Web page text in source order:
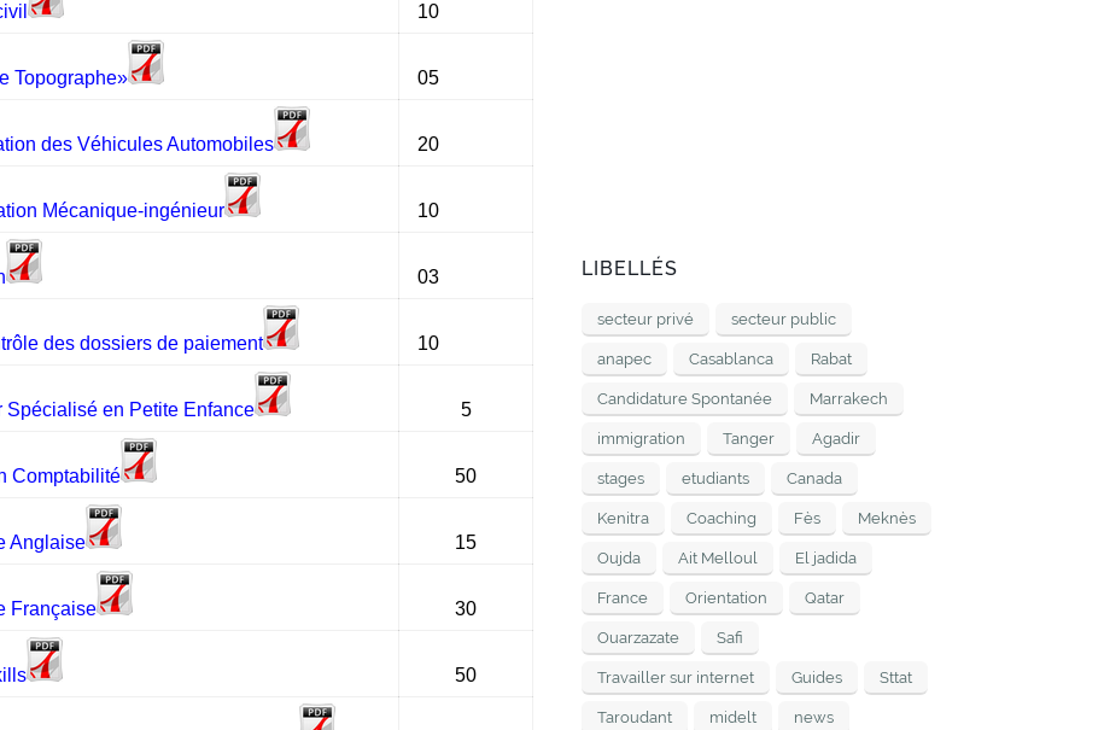
10
Topographe» 05
des Véhicules Automobiles 20
Mécanique-ingénieur 10
03
des dossiers de paiement 10
Spécialisé en Petite Enfance 5
Comptabilité 50
Anglaise 15
Française 30
50
LIBELLÉS
secteur privé secteur public
anapec Casablanca Rabat
Candidature Spontanée Marrakech
immigration Tanger Agadir
stages etudiants Canada
Kenitra Coaching Fès Meknès
Oujda Ait Melloul El jadida
France Orientation Qatar
Ouarzazate Safi
Travailler sur internet Guides Sttat
Taroudant midelt news